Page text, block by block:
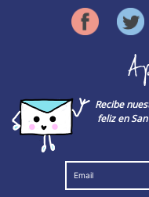
Recibe
feliz en